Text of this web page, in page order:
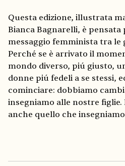
Questa edizione, illustrata
Bianca Bagnarelli, è
messaggio femminista tra le
Perché se è arrivato il
mondo diverso, piú giusto,
donne piú fedeli a se stessi,
cominciare: dobbiamo
insegniamo alle nostre
anche quello che